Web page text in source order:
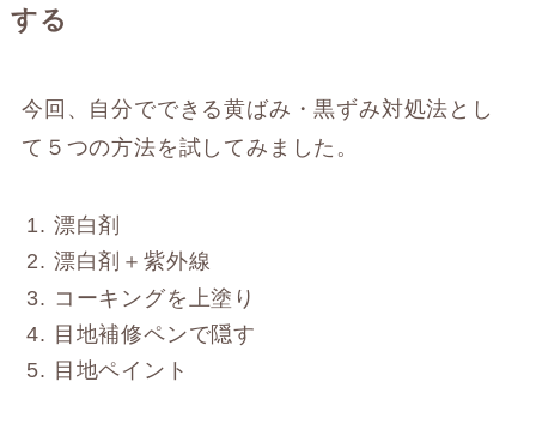
する
今回、自分でできる黄ばみ・黒ずみ対処法とし
て５つの方法を試してみました。
漂白剤
漂白剤＋紫外線
コーキングを上塗り
目地補修ペンで隠す
目地ペイント